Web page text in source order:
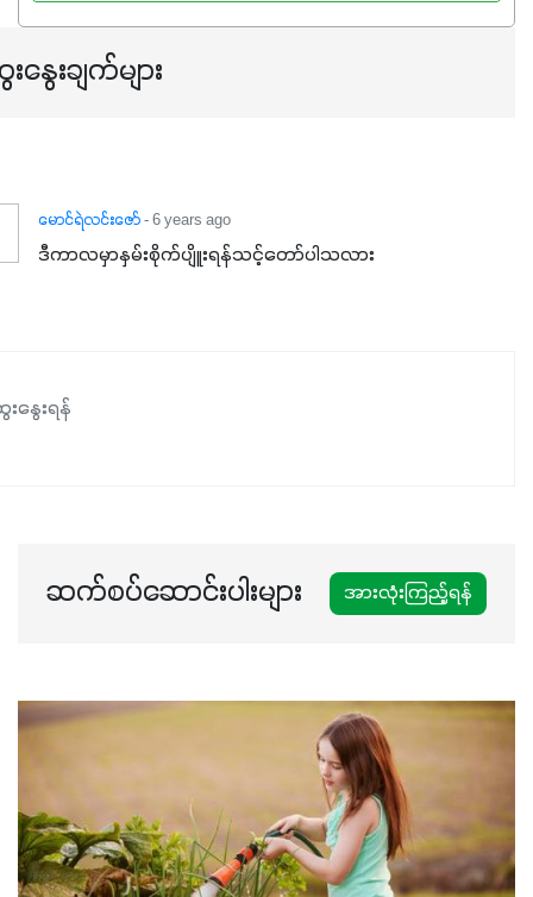
နွေးချက်များ
မောင်ရဲလင်းဇော်- 6 years ago
ဒီကာလမှာနှမ်းစိုက်ပျိူးရန်သင့်တော်ပါသလား
နွေးရန်
ဆက်စပ်ဆောင်းပါးများ အားလုံးကြည့်ရန်